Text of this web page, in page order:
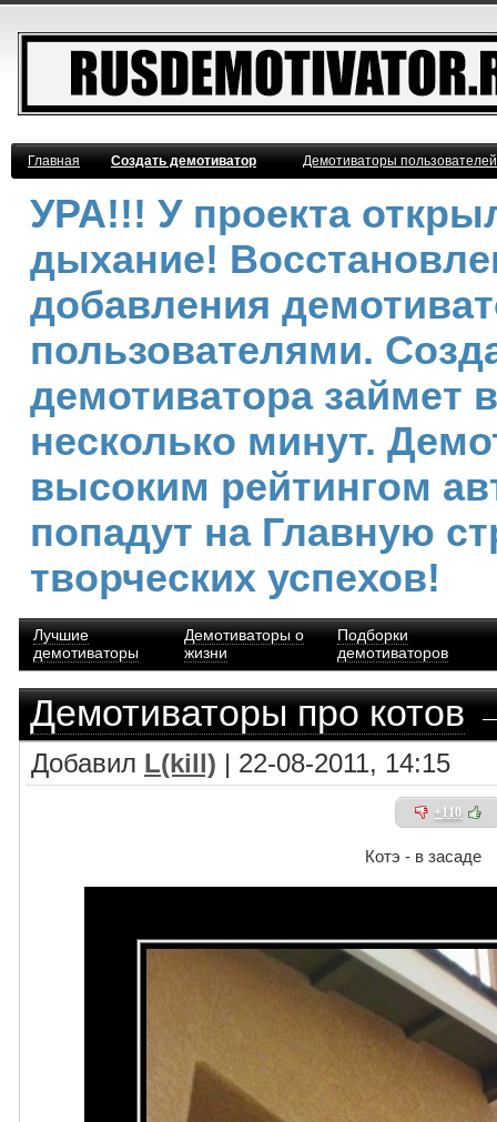
Главная Создать демотиватор Демотиваторы
УРА!!! У проекта
дыхание!
добавления
пользователями.
демотиватора займет
несколько минут.
высоким рейтингом
попадут на Главную
творческих успехов!
Лучшие
демотиваторы
Демотиваторы о
жизни
Подборки
демотиваторов
Демотиваторы про котов→
Добавил L(kill) | 22-08-2011, 14:15
+110
Котэ - в засаде